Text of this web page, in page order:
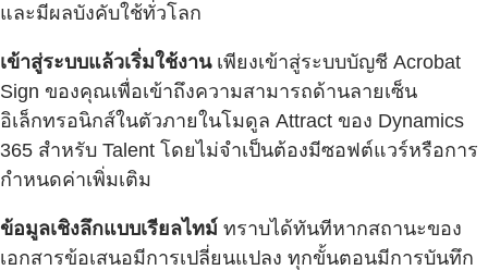
และมีผลบังคับใช้ทั่วโลก
เข้าสู่ระบบแล้วเริ่มใช้งานเพียงเข้าสู่ระบบบัญชี Acrobat
Sign ของคุณเพื่อเข้าถึงความสามารถด้านลายเซ็น
อิเล็กทรอนิกส์ในตัวภายในโมดูล Attract ของ Dynamics
365 สำหรับ Talent โดยไม่จำเป็นต้องมีซอฟต์แวร์หรือการ
กำหนดค่าเพิ่มเติม
ข้อมูลเชิงลึกแบบเรียลไทม์ ทราบได้ทันทีหากสถานะของ
เอกสารข้อเสนอมีการเปลี่ยนแปลง ทุกขั้นตอนมีการบันทึก